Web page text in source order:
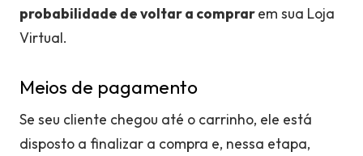
probabilidade de voltar a comprarem sua Loja
Virtual.
Meios de pagamento
Se seu cliente chegou até o carrinho, ele está
disposto a finalizar a compra e, nessa etapa,